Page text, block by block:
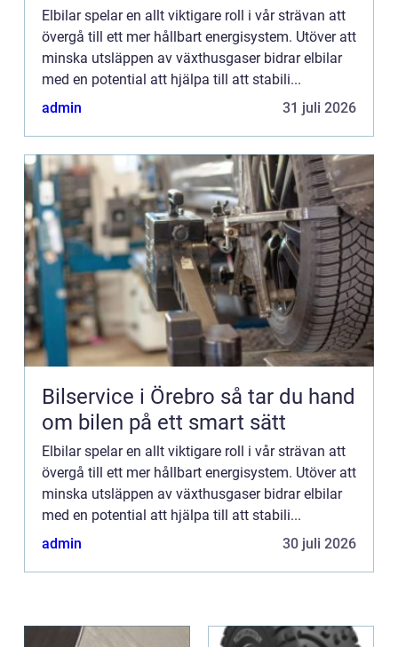
Elbilar spelar en allt viktigare roll i vår strävan att
övergå till ett mer hållbart energisystem. Utöver att
minska utsläppen av växthusgaser bidrar elbilar
med en potential att hjälpa till att stabili...
admin
31 juli 2026
Bilservice i Örebro så tar du hand
om bilen på ett smart sätt
Elbilar spelar en allt viktigare roll i vår strävan att
övergå till ett mer hållbart energisystem. Utöver att
minska utsläppen av växthusgaser bidrar elbilar
med en potential att hjälpa till att stabili...
admin
30 juli 2026